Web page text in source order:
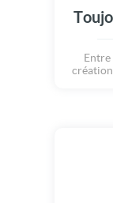
Entre
création